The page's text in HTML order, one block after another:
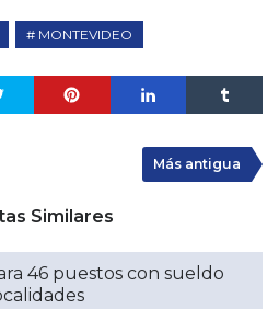
MONTEVIDEO
Más antigua
Similares
46 puestos con sueldo